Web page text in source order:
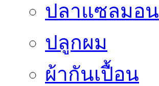
ปลาแซลมอน
ปลูกผม
ผ้ากันเปื้อน